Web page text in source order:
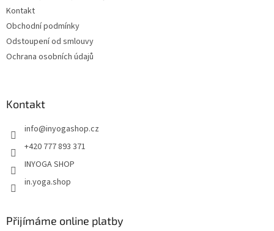
Kontakt
Obchodní podmínky
Odstoupení od smlouvy
Ochrana osobních údajů
Kontakt
info@inyogashop.cz
+420 777 893 371
INYOGA SHOP
in.yoga.shop
Přijímáme online platby